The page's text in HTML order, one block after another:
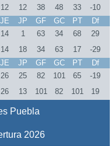
12 12 38 48 33
-10
JE JP GF GC PT
Df
14 1 63 34 68
29
14 18 34 63 17
-29
JE JP GF GC PT
Df
26 25 82 101 65
-19
26 13 101 82 101 19
Puebla
2026